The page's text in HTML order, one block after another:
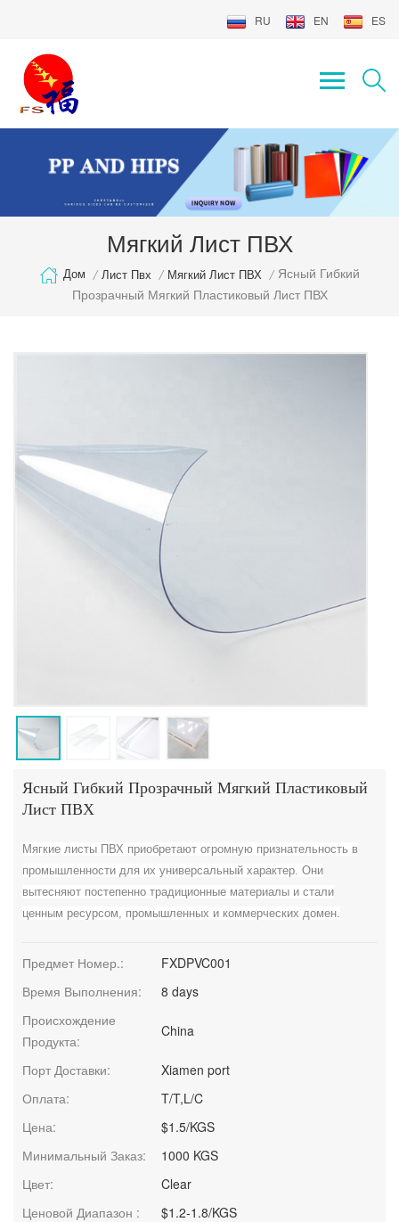
RU EN ES
Мягкий Лист ПВХ
Дом / Лист Пвх / Мягкий Лист ПВХ / Ясный Гибкий
Прозрачный Мягкий Пластиковый Лист ПВХ
Ясный Гибкий Прозрачный Мягкий Пластиковый
Лист ПВХ
Мягкие листы ПВХ приобретают огромную признательность в
промышленности для их универсальный характер. Они
вытесняют постепенно традиционные материалы и стали
ценным ресурсом, промышленных и коммерческих домен.
Предмет Номер.:
FXDPVC001
Время Выполнения:
8 days
Происхождение
Продукта:
China
Порт Доставки:
Xiamen port
Оплата:
T/T,L/C
Цена:
$1.5/KGS
Минимальный Заказ:
1000 KGS
Цвет:
Clear
Ценовой Диапазон :
$1.2-1.8/KGS